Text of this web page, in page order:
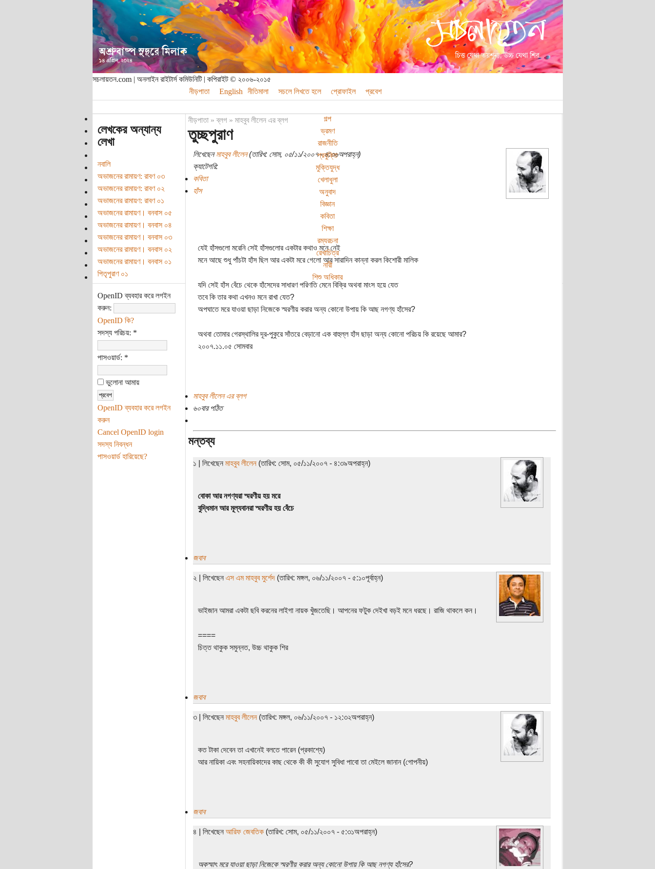
সচলায়তন.com | অনলাইন রাইটার্স কমিউনিটি | কপিরাইট © ২০০৬-২০১৫
নীড়পাতা
English নীতিমালা সচলে লিখতে হলে প্রোফাইল প্রবেশ
গল্প
ভ্রমণ
রাজনীতি
প্রযুক্তি
মুক্তিযুদ্ধ
খেলাধুলা
অনুবাদ
বিজ্ঞান
কবিতা
শিক্ষা
রম্যরচনা
রেখাচিত্র
নারী
শিশু অধিকার
লেখকের অন্যান্য
লেখা
নবালি
অভাজনের রামায়ণ: রাবণ ০৩
অভাজনের রামায়ণ: রাবণ ০২
অভাজনের রামায়ণ: রাবণ ০১
অভাজনের রামায়ণ। বনবাস ০৫
অভাজনের রামায়ণ। বনবাস ০৪
অভাজনের রামায়ণ। বনবাস ০৩
অভাজনের রামায়ণ। বনবাস ০২
অভাজনের রামায়ণ। বনবাস ০১
পিতৃপুরাণ ০১
OpenID ব্যবহার করে লগইন
করুন:
OpenID কি?
সদস্য পরিচয়: *
পাসওয়ার্ড: *
ভুলোনা আমায়
OpenID ব্যবহার করে লগইন
করুন
Cancel OpenID login
সদস্য নিবন্ধন
পাসওয়ার্ড হারিয়েছে?
নীড়পাতা»ব্লগ» মাহবুব লীলেন এর ব্লগ
তুচ্ছপুরাণ
লিখেছেনমাহবুব লীলেন(তারিখ: সোম, ০৫/১১/২০০৭ - ৪:৩৬অপরাহ্ন)
ক্যাটেগরি:
কবিতা
হাঁস
যেই হাঁসগুলো মরেনি সেই হাঁসগুলোর একটার কথাও মনে নেই
মনে আছে শুধু পাঁচটা হাঁস ছিল আর একটা মরে গেলো আর সারাদিন কান্না করল কিশোরী মালিক
যদি সেই হাঁস বেঁচে থেকে হাঁসেদের সাধারণ পরিণতি মেনে বিক্রি অথবা মাংস হয়ে যেত
তবে কি তার কথা এখনও মনে রাখা যেত?
অপঘাতে মরে যাওয়া ছাড়া নিজেকে স্মরণীয় করার অন্য কোনো উপায় কি আছ নগণ্য হাঁসের?
অথবা তোমার গেরস্থালির দূর-পুকুরে সাঁতরে বেড়ানো এক বাহুল্ল হাঁস ছাড়া অন্য কোনো পরিচয় কি রয়েছে আমার?
২০০৭.১১.০৫ সোমবার
মাহবুব লীলেন এর ব্লগ
৬০বার পঠিত
মন্তব্য
১ | লিখেছেন মাহবুব লীলেন(তারিখ: সোম, ০৫/১১/২০০৭ - ৪:৩৯অপরাহ্ন)
বোকা আর নগণ্যরা স্মরণীয় হয় মরে
বুদ্ধিমান আর মূল্যবানরা স্মরণীয় হয় বেঁচে
জবাব
২ | লিখেছেন এস এম মাহবুব মুর্শেদ(তারিখ: মঙ্গল, ০৬/১১/২০০৭ - ৫:১০পূর্বাহ্ন)
ভাইজান আমরা একটা ছবি করনের লাইগা নায়ক খুঁজতেছি। আপনের ফটুক দেইখা বড়ই মনে ধরছে। রাজি থাকলে কন।
====
চিত্ত থাকুক সমুন্নত, উচ্চ থাকুক শির
জবাব
৩ | লিখেছেন মাহবুব লীলেন(তারিখ: মঙ্গল, ০৬/১১/২০০৭ - ১২:৩২অপরাহ্ন)
কত টাকা দেবেন তা এখানেই বলতে পারেন (প্রকাশ্যে)
আর নায়িকা এবং সহনায়িকাদের কাছ থেকে কী কী সুযোগ সুবিধা পাবো তা মেইলে জানান (গোপনীয়)
জবাব
৪ | লিখেছেন আরিফ জেবতিক(তারিখ: সোম, ০৫/১১/২০০৭ - ৫:৩১অপরাহ্ন)
অকস্মাৎ মরে যাওয়া ছাড়া নিজেকে স্মরণীয় করার অন্য কোনো উপায় কি আছ নগণ্য হাঁসের?